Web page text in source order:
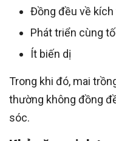
Đồng đều về
Phát triển cùng
Ít biến dị
Trong khi đó, mai
thường không đồng
sóc.